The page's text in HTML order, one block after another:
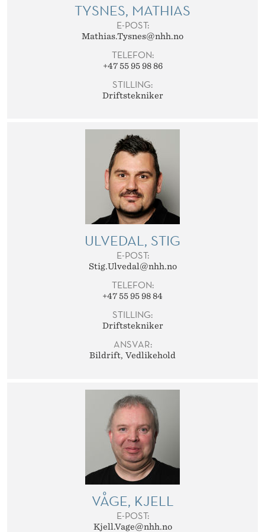
TYSNES, MATHIAS
E-POST:
Mathias.Tysnes@nhh.no
TELEFON:
+47 55 95 98 86
STILLING:
Driftstekniker
ULVEDAL, STIG
E-POST:
Stig.Ulvedal@nhh.no
TELEFON:
+47 55 95 98 84
STILLING:
Driftstekniker
ANSVAR:
Bildrift Vedlikehold
VÅGE, KJELL
E-POST:
Kjell.Vage@nhh.no